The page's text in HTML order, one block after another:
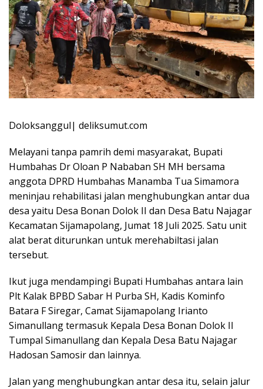
Doloksanggul| deliksumut.com
Melayani tanpa pamrih demi masyarakat, Bupati
Humbahas Dr Oloan P Nababan SH MH bersama
anggota DPRD Humbahas Manamba Tua Simamora
meninjau rehabilitasi jalan menghubungkan antar dua
desa yaitu Desa Bonan Dolok II dan Desa Batu Najagar
Kecamatan Sijamapolang, Jumat 18 Juli 2025. Satu unit
alat berat diturunkan untuk merehabiltasi jalan
tersebut.
Ikut juga mendampingi Bupati Humbahas antara lain
Plt Kalak BPBD Sabar H Purba SH, Kadis Kominfo
Batara F Siregar, Camat Sijamapolang Irianto
Simanullang termasuk Kepala Desa Bonan Dolok II
Tumpal Simanullang dan Kepala Desa Batu Najagar
Hadosan Samosir dan lainnya.
Jalan yang menghubungkan antar desa itu, selain jalur